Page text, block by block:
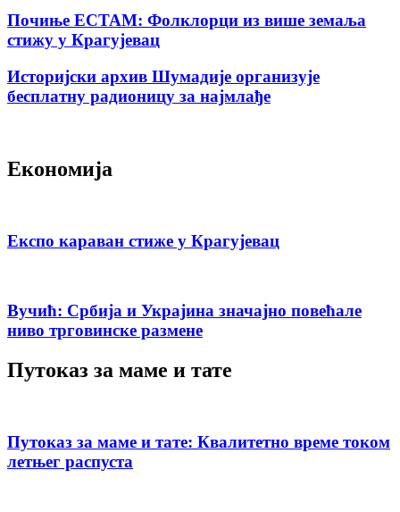
Почиње ЕСТАМ: Фолклорци из више земаља
стижу у Крагујевац
Историјски архив Шумадије организује
бесплатну радионицу за најмлађе
Економија
Експо караван стиже у Крагујевац
Вучић: Србија и Украјина значајно повећале
ниво трговинске размене
Путоказ за маме и тате
Путоказ за маме и тате: Квалитетно време током
летњег распуста